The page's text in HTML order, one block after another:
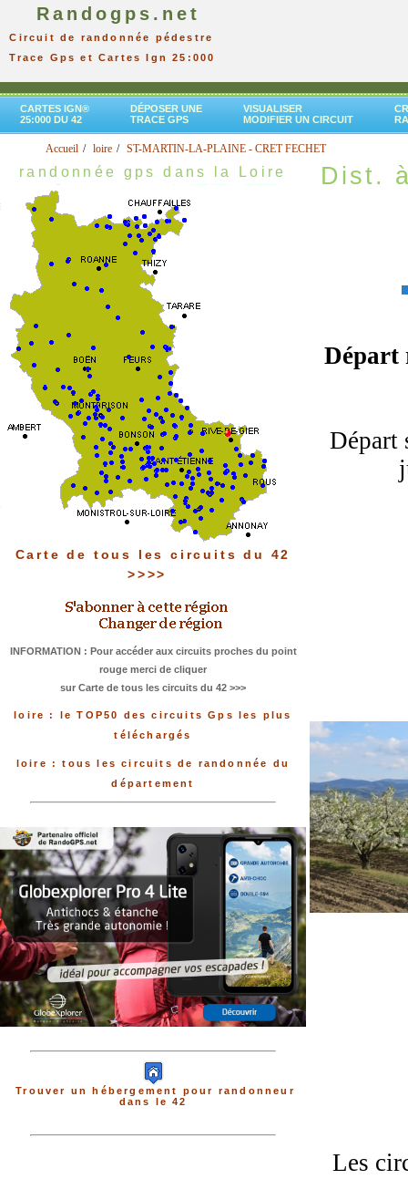
Randogps.net
Circuit de randonnée pédestre
Trace Gps et Cartes Ign 25:000
CARTES IGN®
25:000 DU 42
DÉPOSER UNE
TRACE GPS
VISUALISER
MODIFIER UN CIRCUIT
Accueil loire ST-MARTIN-LA-PLAINE - CRET FECHET
randonnée gps dans la Loire
Carte de tous les circuits du 42
>>>>
INFORMATION : Pour accéder aux circuits proches du point
rouge merci de cliquer
sur Carte de tous les circuits du 42 >>>
loire : le TOP50 des circuits Gps les plus
téléchargés
loire : tous les circuits de randonnée du
département
Trouver un hébergement pour randonneur
dans le 42
Dist.
Départ
Départ
Les